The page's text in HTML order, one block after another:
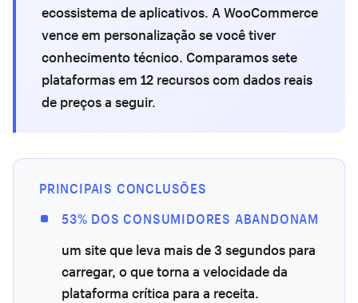
ecossistema de aplicativos. A WooCommerce
vence em personalização se você tiver
conhecimento técnico. Comparamos sete
plataformas em 12 recursos com dados reais
de preços a seguir.
PRINCIPAIS CONCLUSÕES
53% DOS CONSUMIDORES ABANDONAM
um site que leva mais de 3 segundos para
carregar, o que torna a velocidade da
plataforma crítica para a receita.